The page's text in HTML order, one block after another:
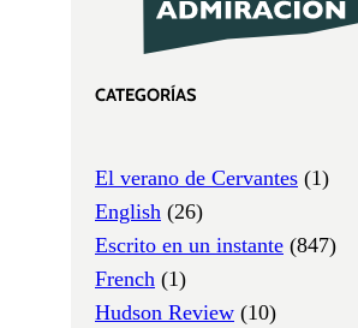
CATEGORÍAS
El verano de Cervantes (1)
English (26)
Escrito en un instante (847)
French (1)
Hudson Review (10)